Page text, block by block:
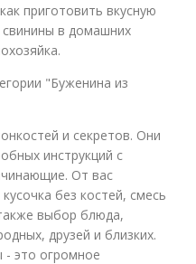
приготовить вкусную
в домашних
"Буженина из
и секретов. Они
инструкций с
От вас
без костей, смесь
выбор блюда,
друзей и близких.
- это огромное